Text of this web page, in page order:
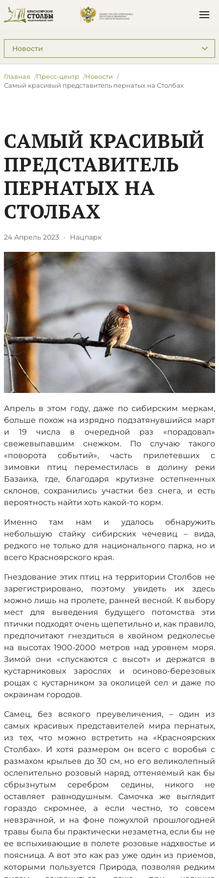
Подразделы: Пресс-центр
Главная Пресс-центр
Новости
​Самый красивый представитель пернатых на Столбах
​САМЫЙ КРАСИВЫЙ
ПРЕДСТАВИТЕЛЬ
ПЕРНАТЫХ НА
СТОЛБАХ
24 Апрель 2023 · Нацпарк
Апрель в этом году, даже по сибирским меркам,
больше похож на изрядно подзатянувшийся март
и 19 числа в очередной раз «порадовал»
свежевыпавшим снежком. По случаю такого
«поворота событий», часть прилетевших с
зимовки птиц переместилась в долину реки
Базаиха, где, благодаря крутизне остепненных
склонов, сохранились участки без снега, и есть
вероятность найти хоть какой-то корм.
Именно там нам и удалось обнаружить
небольшую стайку сибирских чечевиц – вида,
редкого не только для национального парка, но и
всего Красноярского края.
Гнездование этих птиц на территории Столбов не
зарегистрировано, поэтому увидеть их здесь
можно лишь на пролете, ранней весной. К выбору
мест для выведения будущего потомства эти
птички подходят очень щепетильно и, как правило,
предпочитают гнездиться в хвойном редколесье
на высотах 1900-2000 метров над уровнем моря.
Зимой они «спускаются с высот» и держатся в
кустарниковых зарослях и осиново-березовых
рощах с кустарником за околицей сел и даже по
окраинам городов.
Самец, без всякого преувеличения, – один из
самых красивых представителей мира пернатых,
из тех, что можно встретить на «Красноярских
Столбах». И хотя размером он всего с воробья с
размахом крыльев до 30 см, но его великолепный
ослепительно розовый наряд, оттеняемый как бы
сбрызнутым серебром седины, никого не
оставляет равнодушным. Самочка же выглядит
гораздо скромнее, а если честно, то совсем
невзрачной, и на фоне пожухлой прошлогодней
травы была бы практически незаметна, если бы не
ее вспыхивающие в полете розовые надхвостье и
поясница. А вот это как раз уже один из приемов,
которыми пользуется Природа, позволяя редким